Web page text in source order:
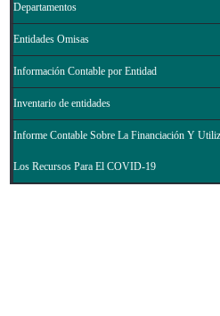
Departamentos
Entidades Omisas
Información Contable por Entidad
Inventario de entidades
Informe Contable Sobre La Financiación Y
Los Recursos Para El COVID-19